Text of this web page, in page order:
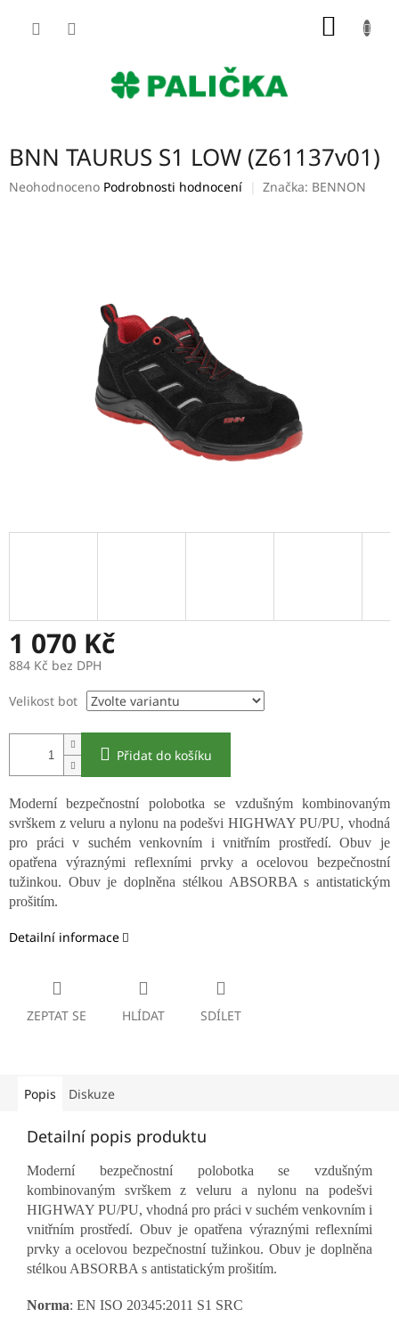
BNN TAURUS S1 LOW (Z61137v01)
Průměrné
Neohodnoceno Podrobnosti hodnocení Značka: BENNON
1 070 Kč
884 Kč bez DPH
cena:
Velikost bot
Přidat do košíku
Moderní bezpečnostní polobotka se vzdušným kombinovaným
svrškem z veluru a nylonu na podešvi HIGHWAY PU/PU, vhodná
pro práci v suchém venkovním i vnitřním prostředí. Obuv je
opatřena výraznými reflexními prvky a ocelovou bezpečnostní
tužinkou. Obuv je doplněna stélkou ABSORBA s antistatickým
prošitím.
Detailní informace
ZEPTAT SE HLÍDAT SDÍLET
Popis Diskuze
Detailní popis produktu
Moderní bezpečnostní polobotka se vzdušným
kombinovaným svrškem z veluru a nylonu na podešvi
HIGHWAY PU/PU, vhodná pro práci v suchém venkovním i
vnitřním prostředí. Obuv je opatřena výraznými reflexními
prvky a ocelovou bezpečnostní tužinkou. Obuv je doplněna
stélkou ABSORBA s antistatickým prošitím.
Norma: EN ISO 20345:2011 S1 SRC